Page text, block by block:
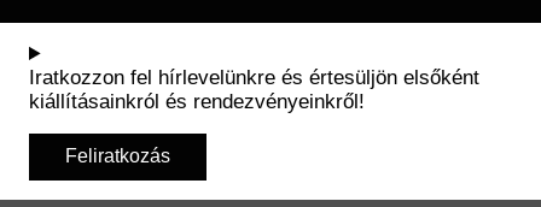
Iratkozzon fel hírlevelünkre és értesüljön elsőként
kiállításainkról és rendezvényeinkről!
Feliratkozás